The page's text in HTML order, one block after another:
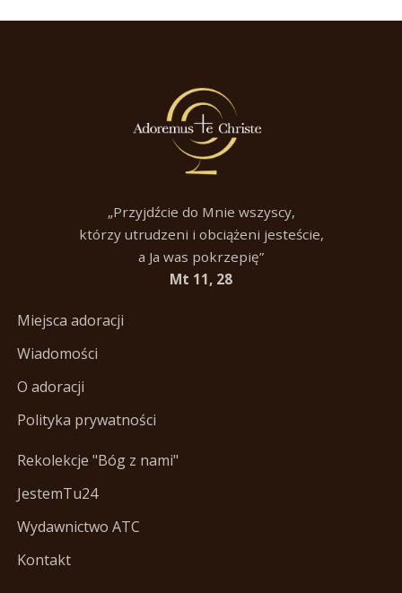
„Przyjdźcie do Mnie wszyscy,
którzy utrudzeni i obciążeni jesteście,
a Ja was pokrzepię”
Mt 11, 28
Miejsca adoracji
Wiadomości
O adoracji
Polityka prywatności
Rekolekcje "Bóg z nami"
JestemTu24
Wydawnictwo ATC
Kontakt